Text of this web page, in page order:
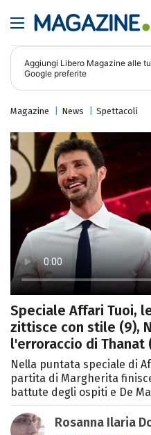
Aggiungi Libero Magazine alle
Google preferite
Magazine News Spettacoli
Speciale Affari Tuoi,
zittisce con stile (9),
l'erroraccio di Thanat
Nella puntata speciale di
partita di Margherita
battute degli ospiti e De
Rosanna Ilaria